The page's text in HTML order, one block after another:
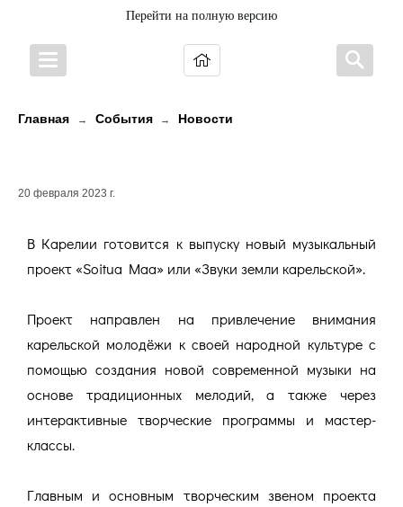
Перейти на полную версию
Главная → События → Новости
20 февраля 2023 г.
В Карелии готовится к выпуску новый музыкальный
проект «Soitua Maa» или «Звуки земли карельской».
Проект направлен на привлечение внимания
карельской молодёжи к своей народной культуре с
помощью создания новой современной музыки на
основе традиционных мелодий, а также через
интерактивные творческие программы и мастер-
классы.
Главным и основным творческим звеном проекта